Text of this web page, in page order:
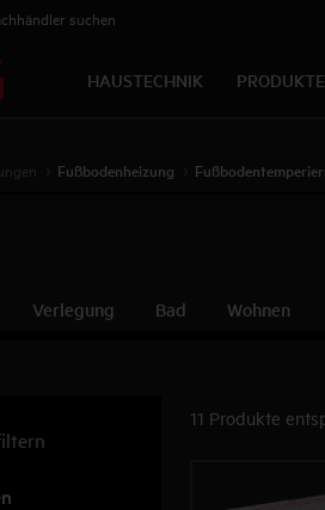
suchen
HAUSTECHNIK
Fußbodenheizung
Verlegung Bad Wohnen
11 Produkte